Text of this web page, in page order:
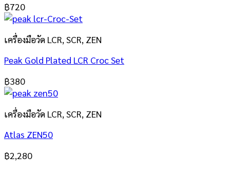
฿720
เครื่องมือวัด LCR, SCR, ZEN
Peak Gold Plated LCR Croc Set
฿380
เครื่องมือวัด LCR, SCR, ZEN
Atlas ZEN50
฿2,280